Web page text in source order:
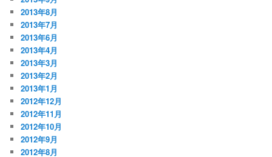
2013年8月
2013年7月
2013年6月
2013年4月
2013年3月
2013年2月
2013年1月
2012年12月
2012年11月
2012年10月
2012年9月
2012年8月